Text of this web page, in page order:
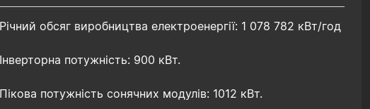
Річний обсяг виробництва електроенергії: 1 078 782 кВт/год
Інверторна потужність: 900 кВт.
Пікова потужність сонячних модулів: 1012 кВт.